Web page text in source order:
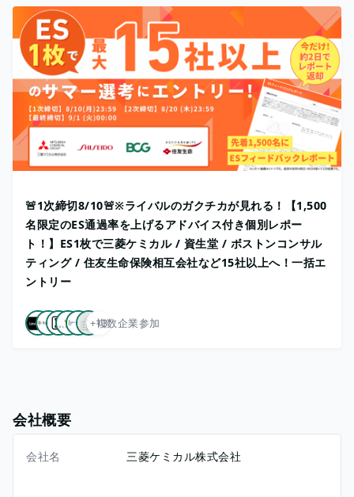
🚨1次締切8/10🚨※ライバルのガクチカが見れる！【1,500
名限定のES通過率を上げるアドバイス付き個別レポー
ト！】ES1枚で三菱ケミカル / 資生堂 / ボストンコンサル
ティング / 住友生命保険相互会社など15社以上へ！一括エ
ントリー
+13
複数企業参加
会社概要
会社名 三菱ケミカル株式会社